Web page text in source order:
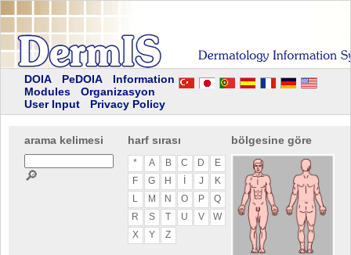
DOIA PeDOIA
Information
Modules
Organizasyon
User Input
Privacy Policy
arama kelimesi
🔎
harf sırası
* A B C D
E
F
G H J
K
L
M N O P
Q
R
S T U V
W
X
Y Z
bölgesine göre